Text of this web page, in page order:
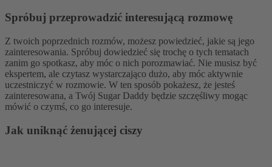
Spróbuj przeprowadzić interesującą rozmowę
Z twoich poprzednich rozmów, możesz powiedzieć, jakie są jego
zainteresowania. Spróbuj dowiedzieć się trochę o tych tematach
zanim go spotkasz, aby móc o nich porozmawiać. Nie musisz być
ekspertem, ale czytasz wystarczająco dużo, aby móc aktywnie
uczestniczyć w rozmowie. W ten sposób pokażesz, że jesteś
zainteresowana, a Twój Sugar Daddy będzie szczęśliwy mogąc
mówić o czymś, co go interesuje.
Jak uniknąć żenującej ciszy